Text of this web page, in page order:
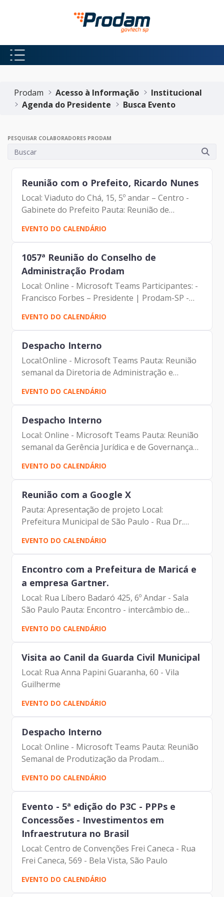
Pular para o Conteúdo principal
Prodam
Acesso à Informação
Institucional
Agenda do Presidente
Busca Evento
PESQUISAR COLABORADORES PRODAM
Reunião com o Prefeito, Ricardo Nunes
Local: Viaduto do Chá, 15, 5º andar – Centro -
Gabinete do Prefeito Pauta: Reunião de
Presidente | Prodam-SP - Ricardo Nunes -
Prefeito - Edson...
EVENTO DO CALENDÁRIO
1057ª Reunião do Conselho de
Administração Prodam
Local: Online - Microsoft Teams Participantes: -
Francisco Forbes – Presidente | Prodam-SP -
Alexsandro Peixes Campos - Membro do
Conselho de Administração da Prodam-SP -
Fabio Claro Coimbra -...
EVENTO DO CALENDÁRIO
Despacho Interno
Local:Online - Microsoft Teams Pauta: Reunião
semanal da Diretoria de Administração e
– Presidente | Prodam-SP - André Tomiatto -
Assessor da...
EVENTO DO CALENDÁRIO
Despacho Interno
Local: Online - Microsoft Teams Pauta: Reunião
semanal da Gerência Jurídica e de Governança
Forbes – Presidente | Prodam-SP - André
Tomiatto -...
EVENTO DO CALENDÁRIO
Reunião com a Google X
Pauta: Apresentação de projeto Local:
Prefeitura Municipal de São Paulo - Rua Dr.
Falcão Filho, 56 - 1º Andar Participantes: -
Francisco Forbes - Presidente | Prodam-SP -
Marcela Arruda -...
EVENTO DO CALENDÁRIO
Encontro com a Prefeitura de Maricá e
a empresa Gartner.
Local: Rua Líbero Badaró 425, 6º Andar - Sala
São Paulo Pauta: Encontro - intercâmbio de
Presidente | Prodam-SP - Humberto de Alencar
Pizza da...
EVENTO DO CALENDÁRIO
Visita ao Canil da Guarda Civil Municipal
Local: Rua Anna Papini Guaranha, 60 - Vila
Guilherme
EVENTO DO CALENDÁRIO
Despacho Interno
Local: Online - Microsoft Teams Pauta: Reunião
Semanal de Produtização da Prodam
Prodam-SP - André Tomiatto - Assessor da
Presidência | Prodam-SP...
EVENTO DO CALENDÁRIO
Evento - 5ª edição do P3C - PPPs e
Concessões - Investimentos em
Infraestrutura no Brasil
Local: Centro de Convenções Frei Caneca - Rua
Frei Caneca, 569 - Bela Vista, São Paulo
EVENTO DO CALENDÁRIO